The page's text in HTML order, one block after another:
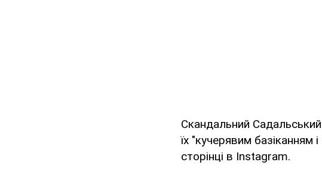
Скандальний
їх "кучерявим базіканням
сторінці в Instagram.